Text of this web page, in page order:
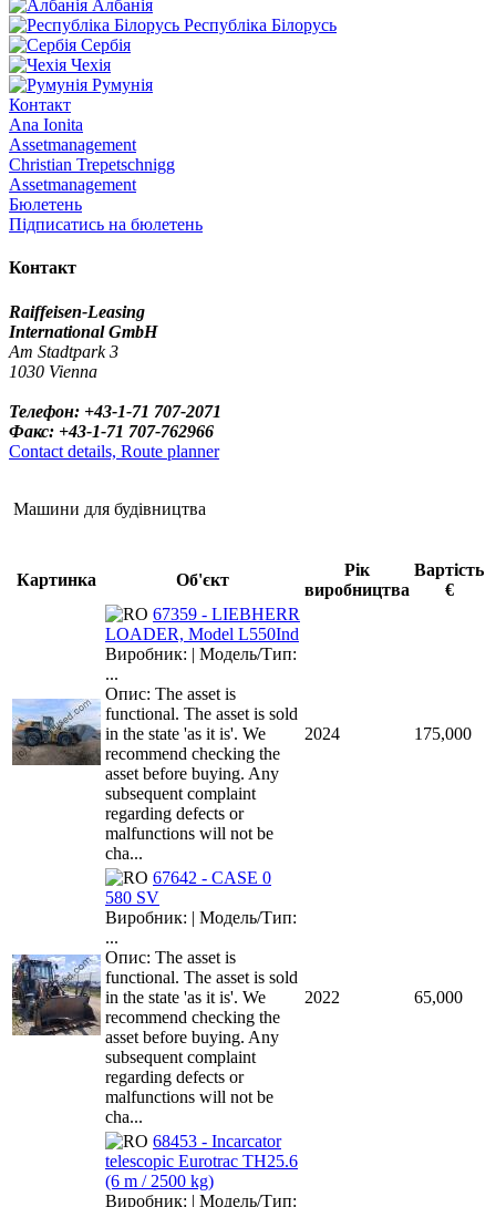
Албанія
Республіка Білорусь
Сербія
Чехія
Румунія
Контакт
Ana Ionita
Assetmanagement
Christian Trepetschnigg
Assetmanagement
Бюлетень
Підписатись на бюлетень
Контакт
Raiffeisen-Leasing
International GmbH
Am Stadtpark 3
1030 Vienna
Телефон: +43-1-71 707-2071
Факс: +43-1-71 707-762966
Contact details, Route planner
Машини для будівництва
Картинка Об'єкт
Рік
виробництва
Вартість
€
67359 - LIEBHERR
LOADER, Model L550Ind
Виробник: | Модель/Тип:
...
Опис: The asset is
functional. The asset is sold
in the state 'as it is'. We
recommend checking the
asset before buying. Any
subsequent complaint
regarding defects or
malfunctions will not be
cha...
2024 175,000
67642 - CASE 0
580 SV
Виробник: | Модель/Тип:
...
Опис: The asset is
functional. The asset is sold
in the state 'as it is'. We
recommend checking the
asset before buying. Any
subsequent complaint
regarding defects or
malfunctions will not be
cha...
2022 65,000
68453 - Incarcator
telescopic Eurotrac TH25.6
(6 m / 2500 kg)
Виробник: | Модель/Тип: